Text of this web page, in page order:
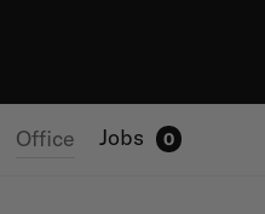
Office Jobs 0